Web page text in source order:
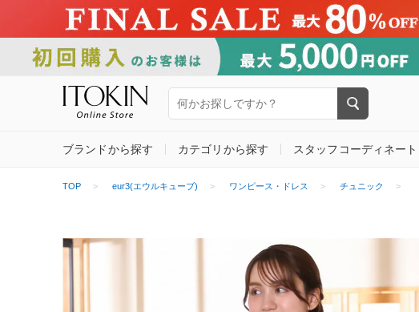
ブランドから探す カテゴリから探す スタッフコーディネート
TOP eur3(エウルキューブ) ワンピース・ドレス チュニック